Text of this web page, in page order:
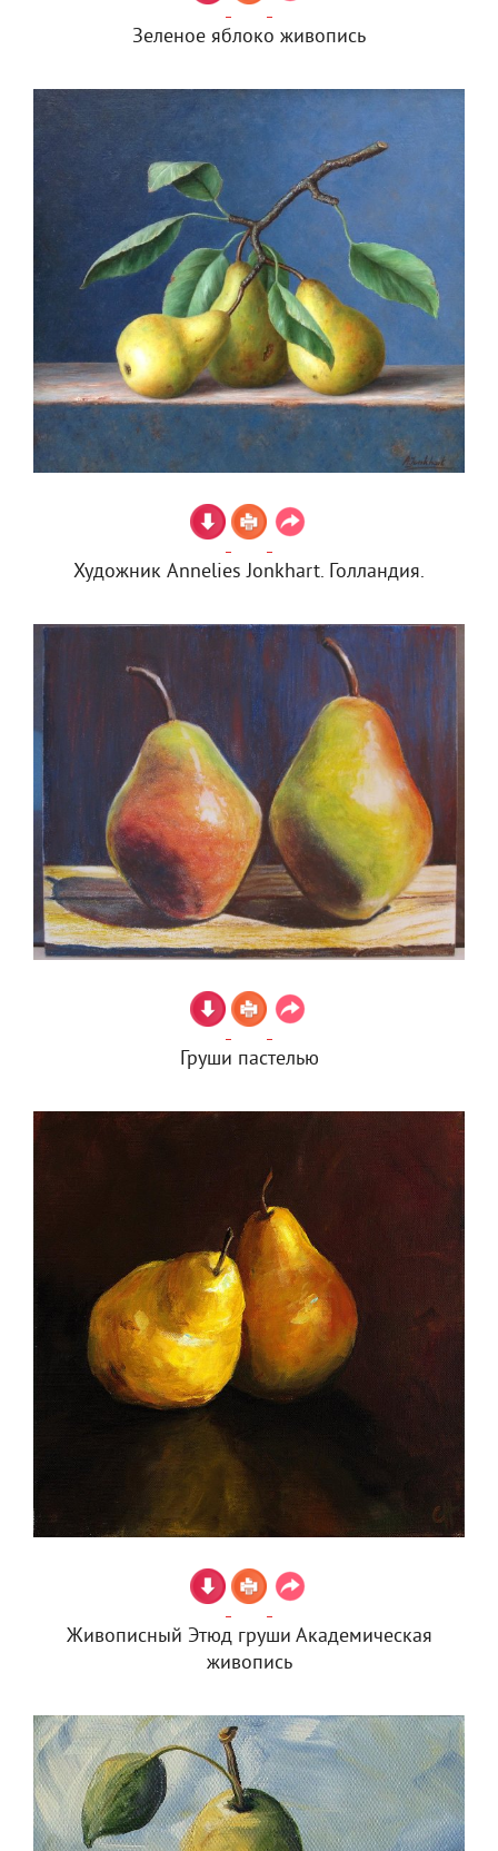
Зеленое яблоко живопись
Художник Annelies Jonkhart. Голландия.
Груши пастелью
Живописный Этюд груши Академическая
живопись